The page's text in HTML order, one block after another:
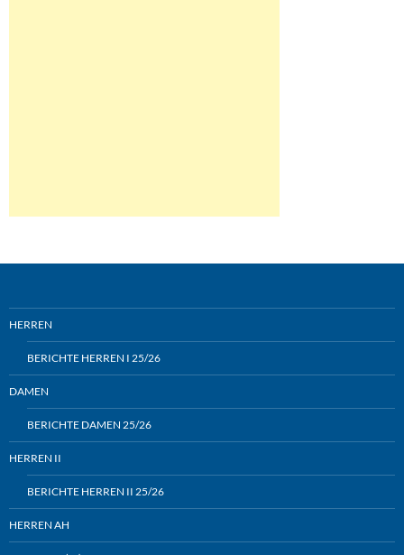
HERREN
BERICHTE HERREN I 25/26
DAMEN
BERICHTE DAMEN 25/26
HERREN II
BERICHTE HERREN II 25/26
HERREN AH